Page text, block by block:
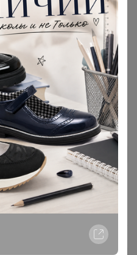
не через приложение, а
Это самостоятельный
к другим
Автор уже получил заказ!
телефона?